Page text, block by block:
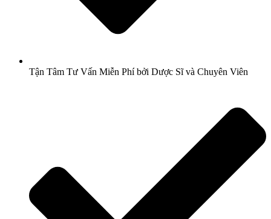
Tận Tâm Tư Vấn Miễn Phí bởi Dược Sĩ và Chuyên Viên